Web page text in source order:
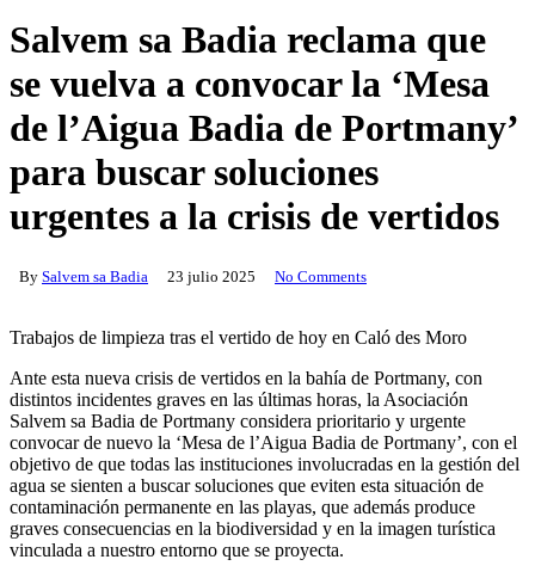
Salvem sa Badia reclama que
se vuelva a convocar la ‘Mesa
de l’Aigua Badia de Portmany’
para buscar soluciones
urgentes a la crisis de vertidos
By Salvem sa Badia 23 julio 2025 No Comments
Trabajos de limpieza tras el vertido de hoy en Caló des Moro
Ante esta nueva crisis de vertidos en la bahía de Portmany, con
distintos incidentes graves en las últimas horas, la Asociación
Salvem sa Badia de Portmany considera prioritario y urgente
convocar de nuevo la ‘Mesa de l’Aigua Badia de Portmany’, con el
objetivo de que todas las instituciones involucradas en la gestión del
agua se sienten a buscar soluciones que eviten esta situación de
contaminación permanente en las playas, que además produce
graves consecuencias en la biodiversidad y en la imagen turística
vinculada a nuestro entorno que se proyecta.